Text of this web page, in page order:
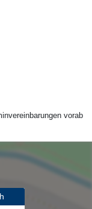
vorab